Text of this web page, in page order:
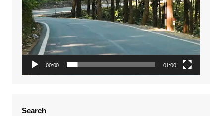
00:00 01:00
Search